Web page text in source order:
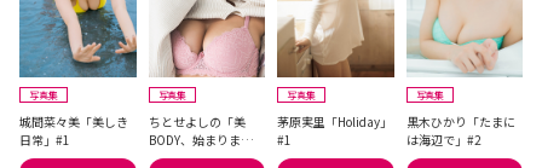
写真集
城間菜々美「美しき
日常」#1
写真集
ちとせよしの「美
BODY、始まります」
#1
写真集
茅原実里「Holiday」
#1
写真集
黒木ひかり「たまに
は海辺で」#2